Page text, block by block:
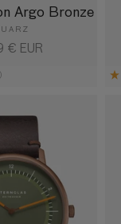
Argo Bronze
€ EUR